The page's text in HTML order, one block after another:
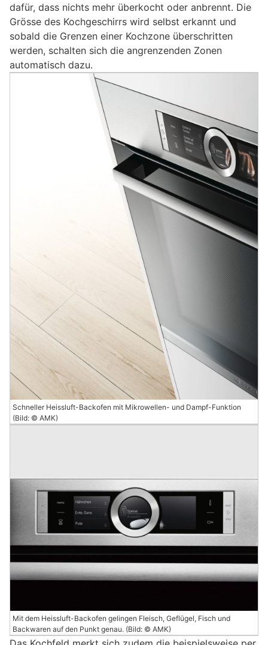
dafür, dass nichts mehr überkocht oder anbrennt. Die
Grösse des Kochgeschirrs wird selbst erkannt und
sobald die Grenzen einer Kochzone überschritten
werden, schalten sich die angrenzenden Zonen
automatisch dazu.
Schneller Heissluft-Backofen mit Mikrowellen- und Dampf-Funktion
(Bild: © AMK)
Mit dem Heissluft-Backofen gelingen Fleisch, Geflügel, Fisch und
Backwaren auf den Punkt genau. (Bild: © AMK)